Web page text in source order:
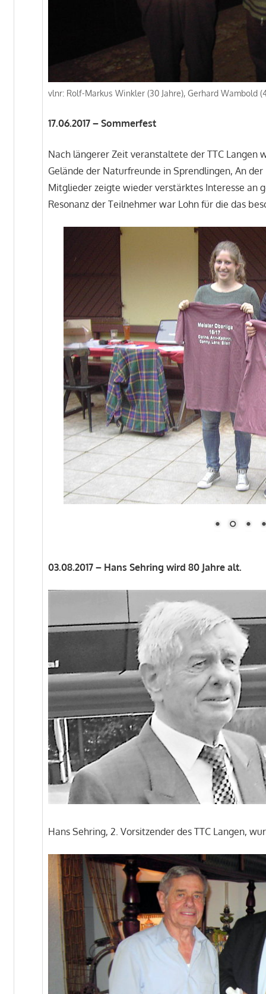
vlnr: Rolf-Markus Winkler (30 Jahre), Gerhard Wambold
17.06.2017 – Sommerfest
Nach längerer Zeit veranstaltete der TTC Langen
Gelände der Naturfreunde in Sprendlingen, An
Mitglieder zeigte wieder verstärktes Interesse an
Resonanz der Teilnehmer war Lohn für die das
03.08.2017 – Hans Sehring wird 80 Jahre alt.
Hans Sehring, 2. Vorsitzender des TTC Langen,